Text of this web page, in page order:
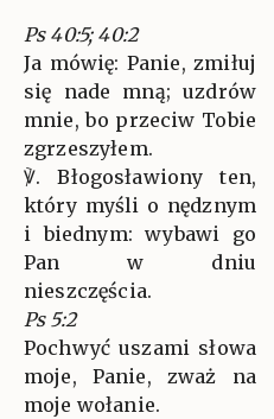
Ps 40:5; 40:2
Ja mówię: Panie, zmiłuj
się nade mną; uzdrów
mnie, bo przeciw Tobie
zgrzeszyłem.
℣. Błogosławiony ten,
który myśli o nędznym
i biednym: wybawi go
Pan w dniu
nieszczęścia.
Ps 5:2
Pochwyć uszami słowa
moje, Panie, zważ na
moje wołanie.